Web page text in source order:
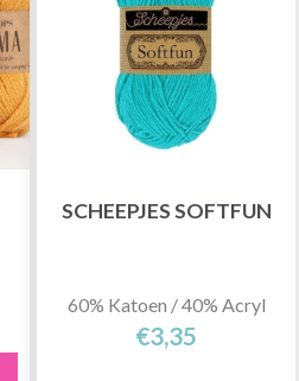
SCHEEPJES SOFTFUN
60% Katoen / 40% Acryl
€3,35